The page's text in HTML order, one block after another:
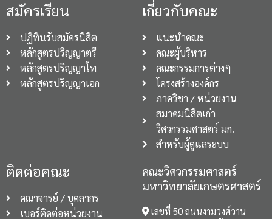
สมัครเรียน
ปฏิทินรับสมัครนิสิต
หลักสูตรปริญญาตรี
หลักสูตรปริญญาโท
หลักสูตรปริญญาเอก
เกี่ยวกับคณะ
แนะนำคณะ
คณะผู้บริหาร
คณะกรรมการต่างๆ
โครงสร้างองค์กร
ภาควิชา / หน่วยงาน
สมาคมนิสิตเก่า
วิศวกรรมศาสตร์ มก.
สำหรับผู้ดูแลระบบ
ติดต่อคณะ
คณาจารย์ / บุคลากร
เบอร์ติดต่อหน่วยงาน
คณะวิศวกรรมศาสตร์
มหาวิทยาลัยเกษตรศาสตร์
เลขที่ 50 ถนนงามวงศ์วาน